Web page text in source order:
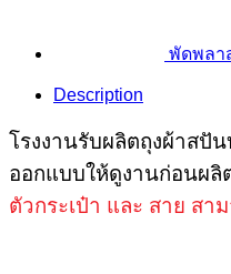
พัดพลา
Description
โรงงานรับผลิตถุงผ้าสปั
ออกแบบให้ดูงานก่อนผลิ
ตัวกระเป๋า และ สาย สา